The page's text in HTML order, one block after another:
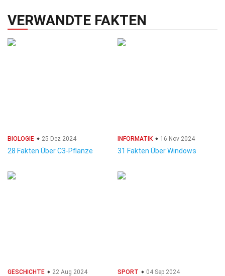
VERWANDTE FAKTEN
BIOLOGIE 25 Dez 2024
28 Fakten Über C3-Pflanze
INFORMATIK 16 Nov 2024
31 Fakten Über Windows
GESCHICHTE 22 Aug 2024 SPORT 04 Sep 2024